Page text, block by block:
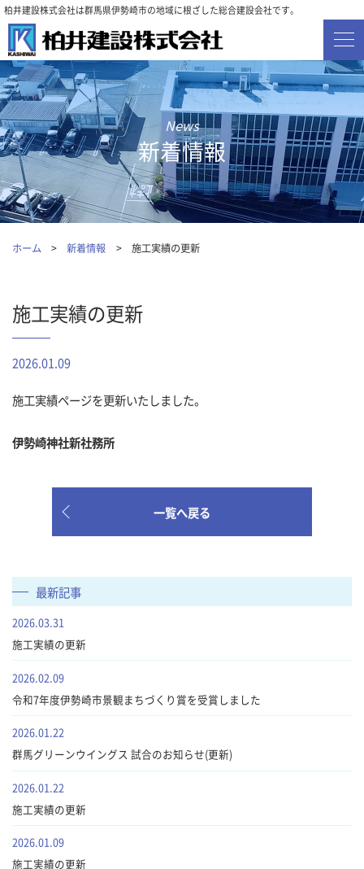
柏井建設株式会社は群馬県伊勢崎市の地域に根ざした総合建設会社です。
新着情報
ホーム 新着情報 施工実績の更新
施工実績の更新
2026.01.09
施工実績ページを更新いたしました。
伊勢崎神社新社務所
一覧へ戻る
最新記事
2026.03.31
施工実績の更新
2026.02.09
令和7年度伊勢崎市景観まちづくり賞を受賞しました
2026.01.22
群馬グリーンウイングス 試合のお知らせ(更新)
2026.01.22
施工実績の更新
2026.01.09
施工実績の更新